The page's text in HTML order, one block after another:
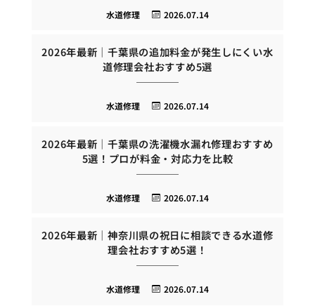
2026.07.14
水道修理
2026年最新｜千葉県の追加料金が発生しにくい水
道修理会社おすすめ5選
2026.07.14
水道修理
2026年最新｜千葉県の洗濯機水漏れ修理おすすめ
5選！プロが料金・対応力を比較
2026.07.14
水道修理
2026年最新｜神奈川県の祝日に相談できる水道修
理会社おすすめ5選！
2026.07.14
水道修理